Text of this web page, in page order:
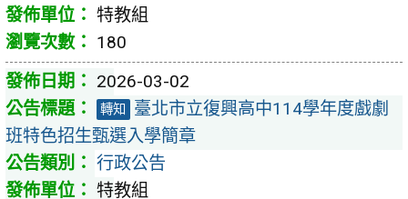
特教組
180
2026-03-02
轉知
臺北市立復興高中114學年度戲劇
班特色招生甄選入學簡章
行政公告
特教組